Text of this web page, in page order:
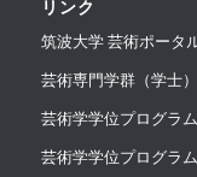
リンク
筑波大学 芸術ポータ
芸術専門学群（学士）
芸術学学位プログラ
芸術学学位プログラ